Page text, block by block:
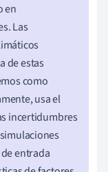
en
Las
de estas
como
usa el
incertidumbres
entrada